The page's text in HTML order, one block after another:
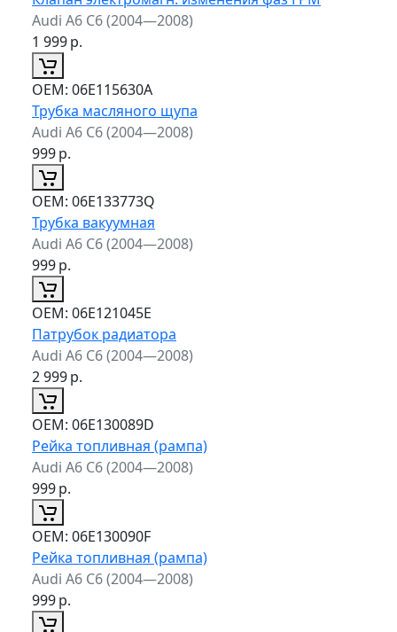
Audi A6 C6 (2004—2008)
1 999р.
ОЕМ: 06E115630A
Трубка масляного щупа
Audi A6 C6 (2004—2008)
999р.
ОЕМ: 06E133773Q
Трубка вакуумная
Audi A6 C6 (2004—2008)
999р.
ОЕМ: 06E121045E
Патрубок радиатора
Audi A6 C6 (2004—2008)
2 999р.
ОЕМ: 06E130089D
Рейка топливная (рампа)
Audi A6 C6 (2004—2008)
999р.
ОЕМ: 06E130090F
Рейка топливная (рампа)
Audi A6 C6 (2004—2008)
999р.